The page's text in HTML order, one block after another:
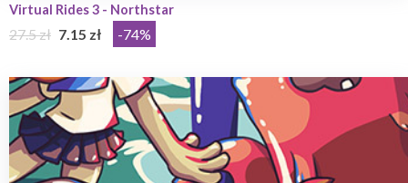
Virtual Rides 3 - Northstar
27.5 zł 7.15 zł -74%